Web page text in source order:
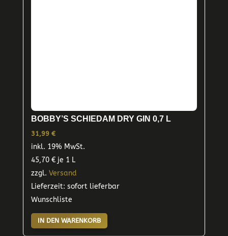
BOBBY’S SCHIEDAM DRY GIN 0,7 L
31,99 €
inkl. 19% MwSt.
45,70 €je 1 L
zzgl. Versand
Lieferzeit: sofort lieferbar
Wunschliste
IN DEN WARENKORB